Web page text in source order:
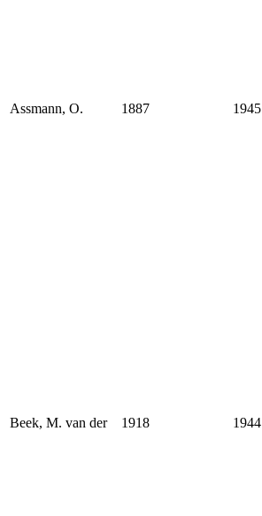
Assmann, O. 1887 1945
Beek, M. van der 1918 1944